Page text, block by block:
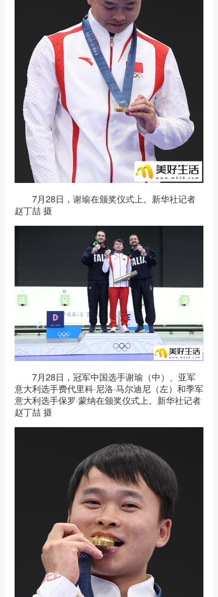
7月28日，谢瑜在颁奖仪式上。新华社记者
赵丁喆 摄
7月28日，冠军中国选手谢瑜（中）、亚军
意大利选手费代里科·尼洛·马尔迪尼（左）和季军
意大利选手保罗·蒙纳在颁奖仪式上。新华社记者
赵丁喆 摄